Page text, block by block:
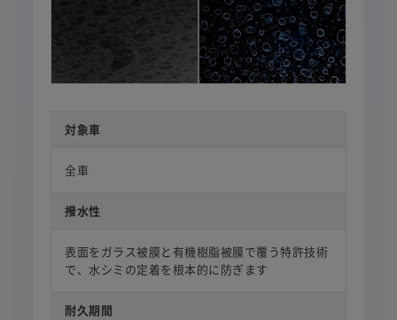
対象車
全車
撥水性
表面をガラス被膜と有機樹脂被膜で覆う特許技術
で、水シミの定着を根本的に防ぎます
耐久期間